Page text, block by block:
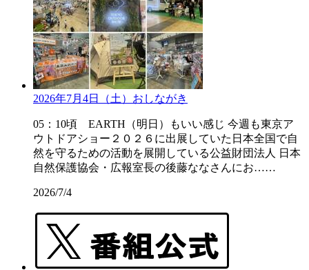
2026年7月4日（土）おしながき
05：10頃 EARTH（明日）もいい感じ 今週も東京ア
ウトドアショー２０２６に出展していた日本全国で自
然を守るための活動を展開している公益財団法人 日本
自然保護協会・広報室長の後藤ななさんにお……
2026/7/4